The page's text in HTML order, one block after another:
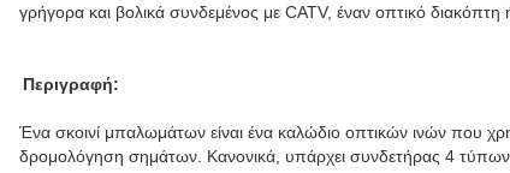
γρήγορα και βολικά συνδεμένος με CATV, έναν οπτικό διακόπτη
Περιγραφή:
Ένα σκοινί μπαλωμάτων είναι ένα καλώδιο οπτικών ινών που
δρομολόγηση σημάτων. Κανονικά, υπάρχει συνδετήρας 4